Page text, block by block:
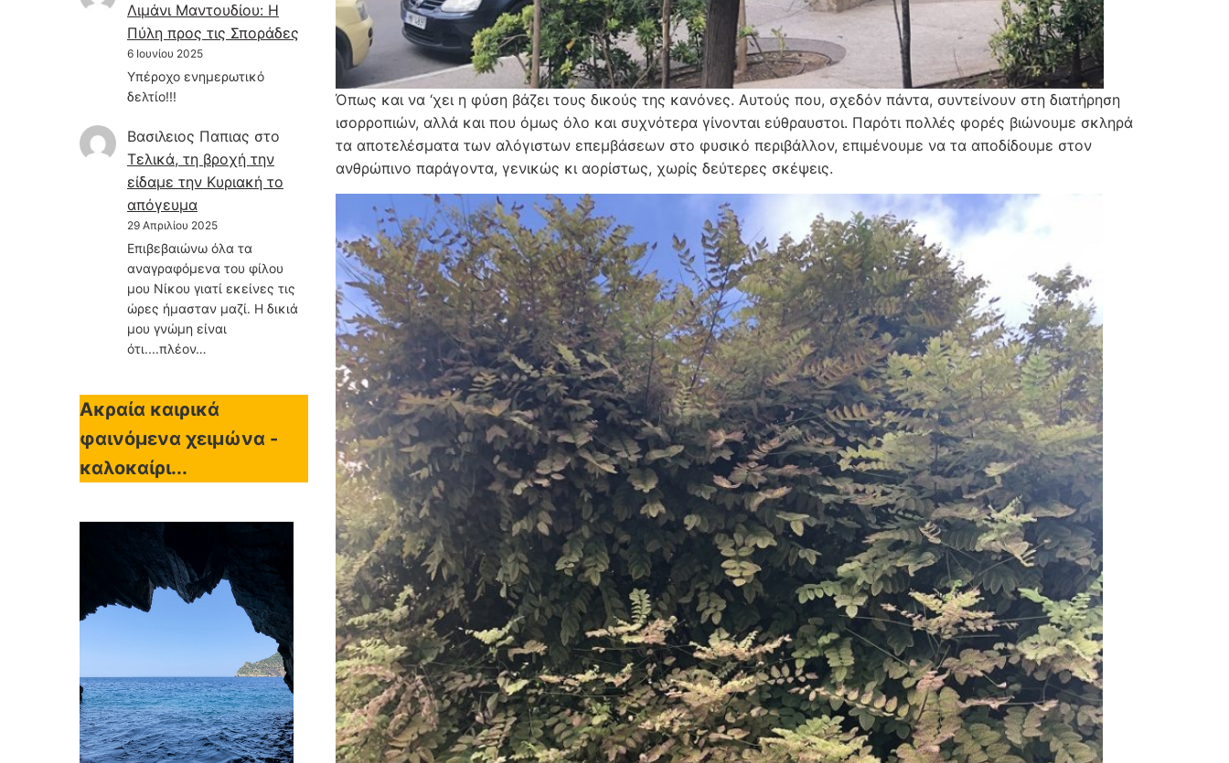
Λιμάνι Μαντουδίου: Η
Πύλη προς τις Σποράδες
6 Ιουνίου 2025
Υπέροχο ενημερωτικό
δελτίο!!!
Βασιλειος Παπιας στο
Τελικά, τη βροχή την
είδαμε την Κυριακή το
απόγευμα
29 Απριλίου 2025
Επιβεβαιώνω όλα τα
αναγραφόμενα του φίλου
μου Νίκου γιατί εκείνες τις
ώρες ήμασταν μαζί. Η δικιά
μου γνώμη είναι
ότι....πλέον…
Ακραία καιρικά
φαινόμενα χειμώνα -
καλοκαίρι...
Όπως και να ‘χει η φύση βάζει τους δικούς της κανόνες. Αυτούς που, σχεδόν πάντα, συντείνουν στη διατήρηση
ισορροπιών, αλλά και που όμως όλο και συχνότερα γίνονται εύθραυστοι. Παρότι πολλές φορές βιώνουμε σκληρά
τα αποτελέσματα των αλόγιστων επεμβάσεων στο φυσικό περιβάλλον, επιμένουμε να τα αποδίδουμε στον
ανθρώπινο παράγοντα, γενικώς κι αορίστως, χωρίς δεύτερες σκέψεις.